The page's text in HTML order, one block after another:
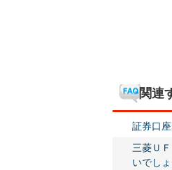
関連
証券口
三菱Ｕ
いでしょ